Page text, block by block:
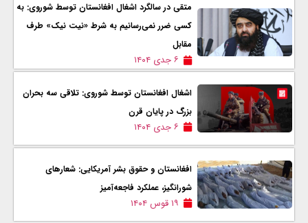
متقی در سالگرد اشغال افغانستان توسط شوروی: به
کسی ضرر نمی‌رسانیم به شرط «نیت نیک» طرف
مقابل
۶ جدی ۱۴۰۴
اشغال افغانستان توسط شوروی: تلاقی سه بحران
بزرگ در پایان قرن
۶ جدی ۱۴۰۴
افغانستان و حقوق بشر آمریکایی: شعارهای
شورانگیز، عملکرد فاجعه‌آمیز
۱۹ قوس ۱۴۰۴